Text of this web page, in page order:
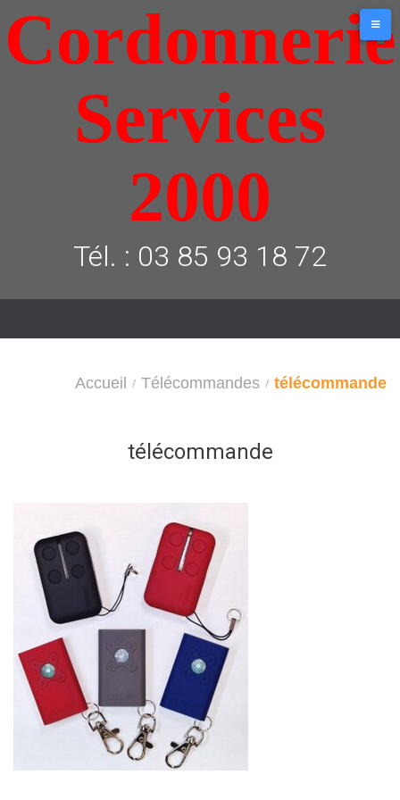
au
contenu
Cordonnerie
Services
2000
Tél. : 03 85 93 18 72
Accueil / Télécommandes / télécommande
télécommande